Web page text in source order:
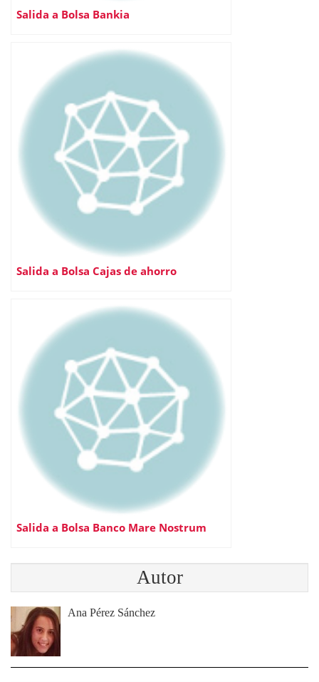
Salida a Bolsa Bankia
Salida a Bolsa Cajas de ahorro
Salida a Bolsa Banco Mare Nostrum
Autor
Ana Pérez Sánchez